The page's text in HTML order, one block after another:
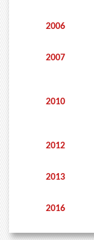
2006
2007
2010
2012
2013
2016